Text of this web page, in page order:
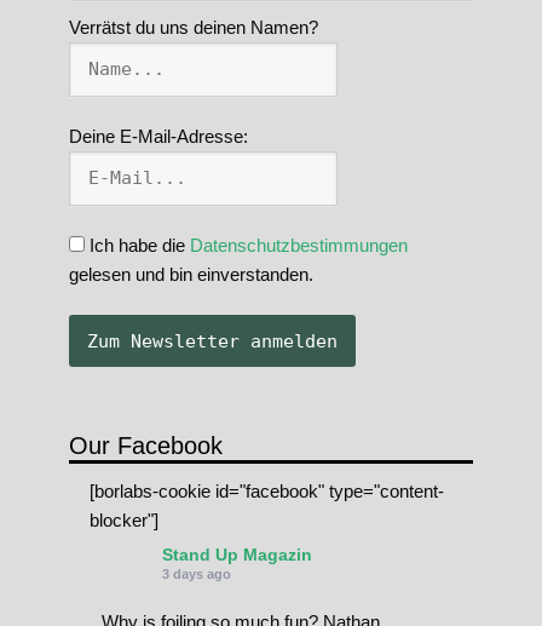
Verrätst du uns deinen Namen?
Deine E-Mail-Adresse:
Ich habe die Datenschutzbestimmungen
gelesen und bin einverstanden.
Our Facebook
[borlabs-cookie id="facebook" type="content-
blocker"]
Stand Up Magazin
3 days ago
Why is foiling so much fun? Nathan